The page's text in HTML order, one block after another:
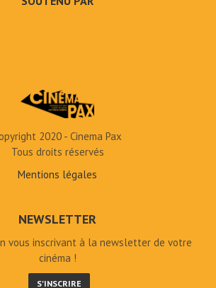
2020 - Cinema Pax
Tous droits réservés
Mentions légales
NEWSLETTER
vous inscrivant à la newsletter de votre
cinéma !
S'INSCRIRE